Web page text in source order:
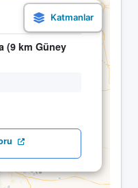
13.04 03:56
(9 km Güney
×